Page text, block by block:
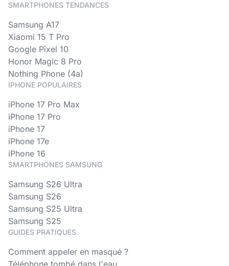
SMARTPHONES TENDANCES
Samsung A17
Xiaomi 15 T Pro
Google Pixel 10
Honor Magic 8 Pro
Nothing Phone (4a)
IPHONE POPULAIRES
iPhone 17 Pro Max
iPhone 17 Pro
iPhone 17
iPhone 17e
iPhone 16
SMARTPHONES SAMSUNG
Samsung S26 Ultra
Samsung S26
Samsung S25 Ultra
Samsung S25
GUIDES PRATIQUES
Comment appeler en masqué ?